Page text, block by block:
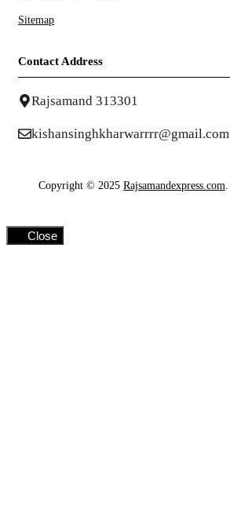
Sitemap
Contact Address
Rajsamand 313301
kishansinghkharwarrrr@gmail.com
Copyright © 2025 Rajsamandexpress.com
Close